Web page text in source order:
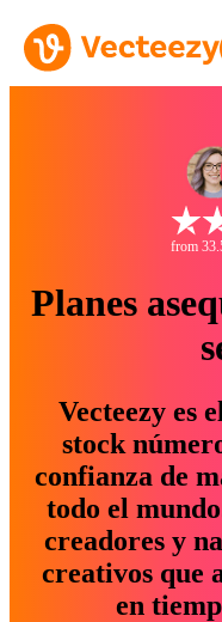
from
Planes
Vecteezy es
stock
confianza de
todo el
creadores y
creativos que
en